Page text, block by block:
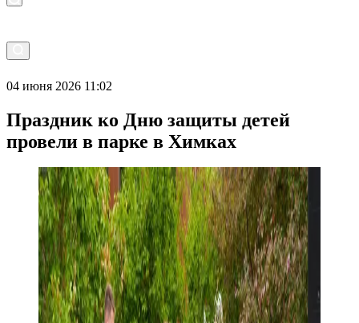
04 июня 2026 11:02
Праздник ко Дню защиты детей
провели в парке в Химках